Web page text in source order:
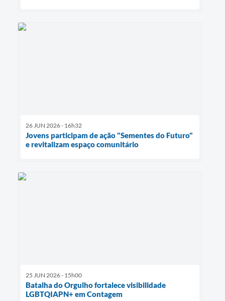
26 JUN 2026 - 16h32
Jovens participam de ação "Sementes do Futuro"
e revitalizam espaço comunitário
25 JUN 2026 - 15h00
Batalha do Orgulho fortalece visibilidade
LGBTQIAPN+ em Contagem